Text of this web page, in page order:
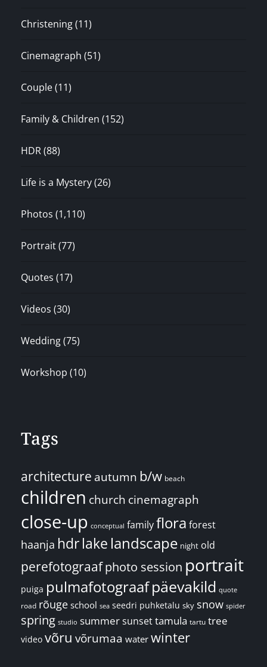
Christening(11)
Cinemagraph (51)
Couple(11)
Family & Children (152)
HDR(88)
Life is a Mystery(26)
Photos (1,110)
Portrait(77)
Quotes (17)
Videos (30)
Wedding(75)
Workshop (10)
Tags
architecture autumn b/w beach
children church cinemagraph
close-up conceptual familyflora forest
haanja hdrlake landscape night old
perefotograafphoto session portrait
puiga pulmafotograafpäevakild quote
road rõuge school sea seedri puhketalu sky snow spider
spring studio summersunsettamula tartu tree
video võru võrumaa water winter